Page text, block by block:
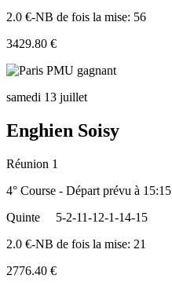
2.0 €-NB de fois la mise: 56
3429.80 €
samedi 13 juillet
Enghien Soisy
Réunion 1
4° Course - Départ prévu à 15:15
Quinte
5-2-11-12-1-14-15
2.0 €-NB de fois la mise: 21
2776.40 €